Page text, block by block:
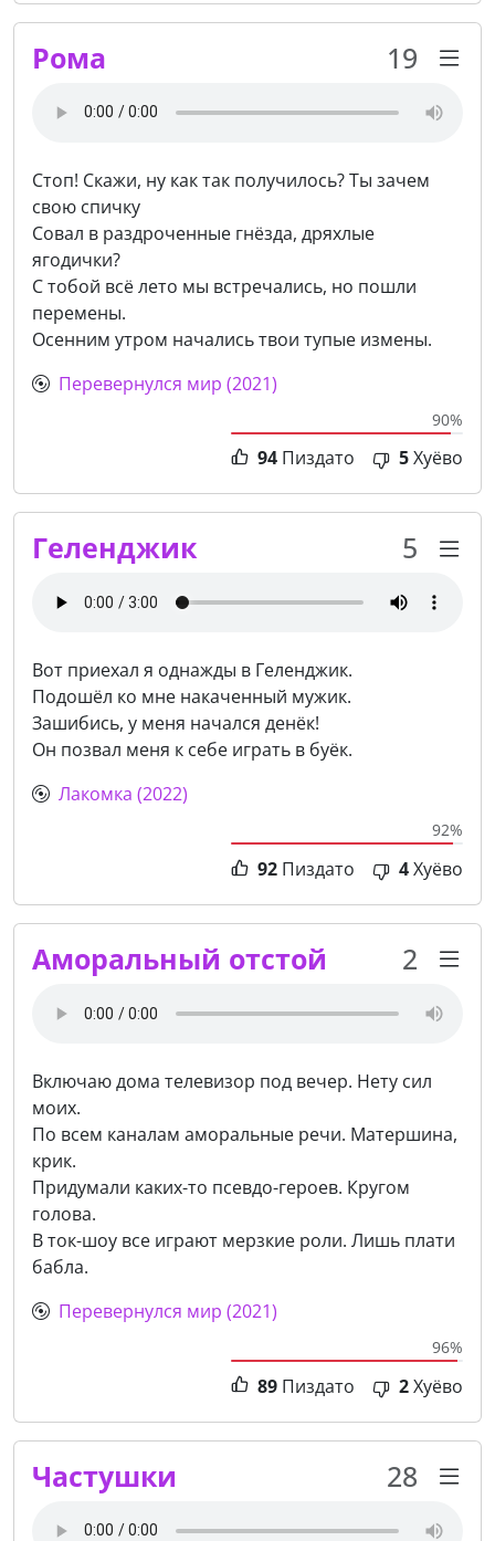
Рома 19
Стоп! Скажи, ну как так получилось? Ты зачем
свою спичку
Совал в раздроченные гнёзда, дряхлые
ягодички?
С тобой всё лето мы встречались, но пошли
перемены.
Осенним утром начались твои тупые измены.
Перевернулся мир (2021)
90%
94 Пиздато 5Хуёво
Геленджик 5
Вот приехал я однажды в Геленджик.
Подошёл ко мне накаченный мужик.
Зашибись, у меня начался денёк!
Он позвал меня к себе играть в буёк.
Лакомка (2022)
92%
92 Пиздато 4Хуёво
Аморальный отстой 2
Включаю дома телевизор под вечер. Нету сил
моих.
По всем каналам аморальные речи. Матершина,
крик.
Придумали каких-то псевдо-героев. Кругом
голова.
В ток-шоу все играют мерзкие роли. Лишь плати
бабла.
Перевернулся мир (2021)
96%
89 Пиздато 2Хуёво
Частушки 28